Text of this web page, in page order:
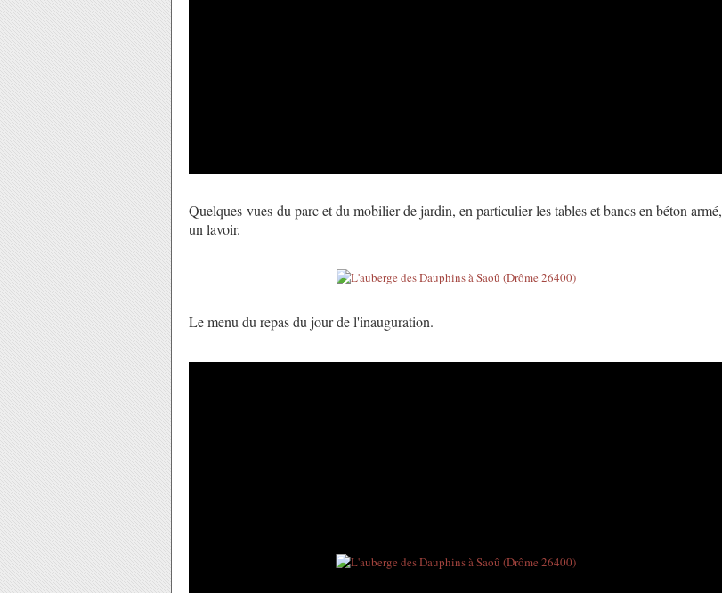
Quelques vues du parc et du mobilier de jardin, en particulier les tables et bancs en béton armé,
un lavoir.
Le menu du repas du jour de l'inauguration.